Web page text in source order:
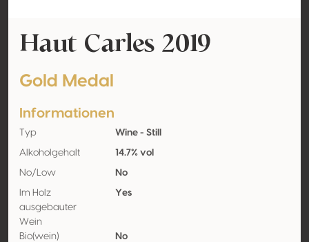
Haut Carles 2019
Gold Medal
Informationen
Typ Wine - Still
Alkoholgehalt 14.7% vol
No/Low No
Im Holz
ausgebauter
Wein
Yes
Bio(wein) No